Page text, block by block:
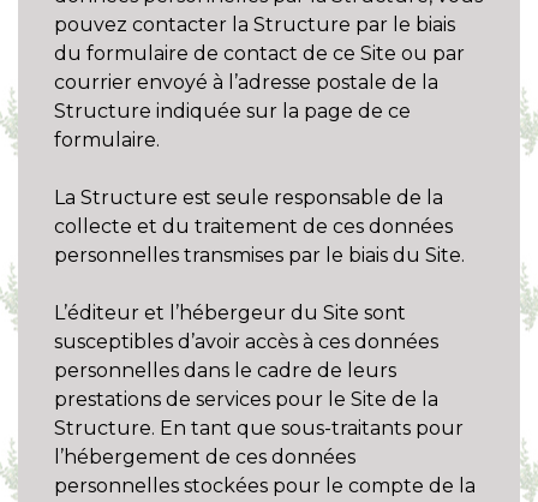
pouvez contacter la Structure par le biais
du formulaire de contact de ce Site ou par
courrier envoyé à l’adresse postale de la
Structure indiquée sur la page de ce
formulaire.
La Structure est seule responsable de la
collecte et du traitement de ces données
personnelles transmises par le biais du Site.
L’éditeur et l’hébergeur du Site sont
susceptibles d’avoir accès à ces données
personnelles dans le cadre de leurs
prestations de services pour le Site de la
Structure. En tant que sous-traitants pour
l’hébergement de ces données
personnelles stockées pour le compte de la